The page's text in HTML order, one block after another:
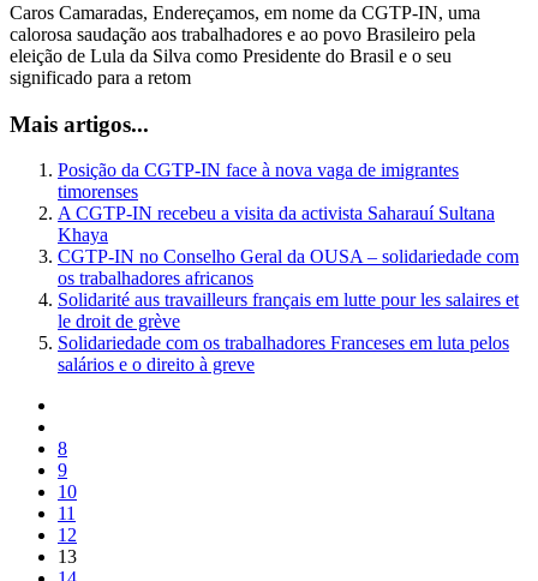
Caros Camaradas, Endereçamos, em nome da CGTP-IN, uma
calorosa saudação aos trabalhadores e ao povo Brasileiro pela
eleição de Lula da Silva como Presidente do Brasil e o seu
significado para a retom
Mais artigos...
Posição da CGTP-IN face à nova vaga de imigrantes
timorenses
A CGTP-IN recebeu a visita da activista Saharauí Sultana
Khaya
CGTP-IN no Conselho Geral da OUSA – solidariedade com
os trabalhadores africanos
Solidarité aus travailleurs français em lutte pour les salaires et
le droit de grève
Solidariedade com os trabalhadores Franceses em luta pelos
salários e o direito à greve
8
9
10
11
12
13